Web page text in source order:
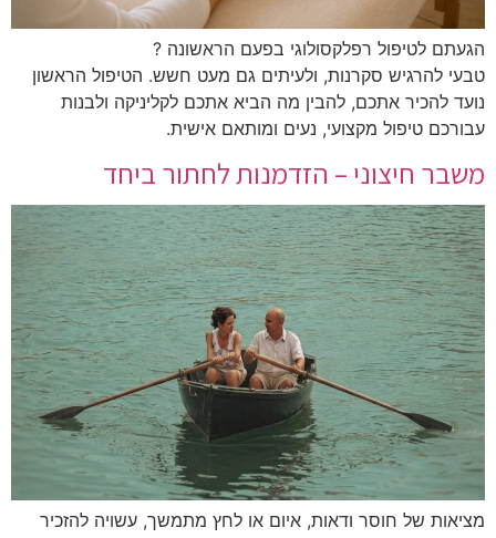
הגעתם לטיפול רפלקסולוגי בפעם הראשונה ?
טבעי להרגיש סקרנות, ולעיתים גם מעט חשש. הטיפול הראשון
נועד להכיר אתכם, להבין מה הביא אתכם לקליניקה ולבנות
עבורכם טיפול מקצועי, נעים ומותאם אישית.
משבר חיצוני – הזדמנות לחתור ביחד
מציאות של חוסר ודאות, איום או לחץ מתמשך, עשויה להזכיר